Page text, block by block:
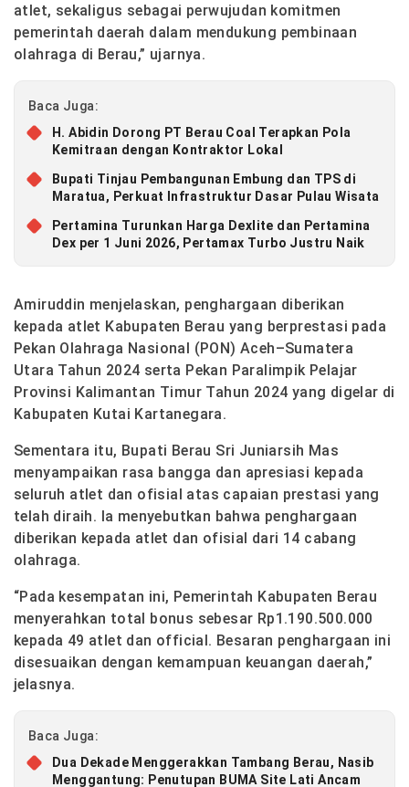
atlet, sekaligus sebagai perwujudan komitmen
pemerintah daerah dalam mendukung pembinaan
olahraga di Berau,” ujarnya.
Baca Juga:
H. Abidin Dorong PT Berau Coal Terapkan Pola
Kemitraan dengan Kontraktor Lokal
Bupati Tinjau Pembangunan Embung dan TPS di
Maratua, Perkuat Infrastruktur Dasar Pulau Wisata
Pertamina Turunkan Harga Dexlite dan Pertamina
Dex per 1 Juni 2026, Pertamax Turbo Justru Naik
Amiruddin menjelaskan, penghargaan diberikan
kepada atlet Kabupaten Berau yang berprestasi pada
Pekan Olahraga Nasional (PON) Aceh–Sumatera
Utara Tahun 2024 serta Pekan Paralimpik Pelajar
Provinsi Kalimantan Timur Tahun 2024 yang digelar di
Kabupaten Kutai Kartanegara.
Sementara itu, Bupati Berau Sri Juniarsih Mas
menyampaikan rasa bangga dan apresiasi kepada
seluruh atlet dan ofisial atas capaian prestasi yang
telah diraih. Ia menyebutkan bahwa penghargaan
diberikan kepada atlet dan ofisial dari 14 cabang
olahraga.
“Pada kesempatan ini, Pemerintah Kabupaten Berau
menyerahkan total bonus sebesar Rp1.190.500.000
kepada 49 atlet dan official. Besaran penghargaan ini
disesuaikan dengan kemampuan keuangan daerah,”
jelasnya.
Baca Juga:
Dua Dekade Menggerakkan Tambang Berau, Nasib
Menggantung: Penutupan BUMA Site Lati Ancam